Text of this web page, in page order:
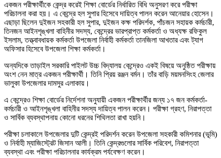
একজন পরীক্ষার্থীকে কেন্দ্র করেই শিক্ষা বোর্ডের নির্ধারিত বিধি অনুসরণ করে পরীক্ষা
পরিচালনা করা হয়। এ কেন্দ্রে হল সুপার হিসেবে দায়িত্ব পালন করেন আনেয়ার হোসেন।
এছাড়া ছিলেন দুইজন সহকারী হল সুপার, দুইজন কক্ষ পরিদর্শক, পাঁচজন সহায়ক কর্মচারী,
তিনজন আইনশৃঙ্খলা বাহিনীর সদস্য, কেন্দ্রের ভারপ্রাপ্ত কর্মকর্তা ও অধ্যক্ষ রফিকুল
ইসলাম, তত্ত্বাবধায়ক কর্মকর্তা উপজেলা নির্বাহী কর্মকর্তা তানজিলা আখতার এবং ট্যাগ
অফিসার হিসেবে উপজেলা শিক্ষা কর্মকর্তা।
অন্যদিকে তাড়াইল সরকারি পাইলট উচ্চ বিদ্যালয় কেন্দ্রেও একই বিষয়ে অনুষ্ঠিত পরীক্ষায়
অংশ নেন মাত্র একজন পরীক্ষার্থী। তিনি প্রিয় রঞ্জন বর্মন। তাঁর বাড়ি ময়মনসিংহ জেলার
ভালুকা উপজেলার দামসুর এলাকায়।
এ কেন্দ্রেও শিক্ষা বোর্ডের নির্দেশনা অনুযায়ী একজন পরীক্ষার্থীর জন্য ১৭ জন কর্মকর্তা-
কর্মচারী ও আইনশৃঙ্খলা বাহিনীর সদস্য দায়িত্ব পালন করেন। পরীক্ষা গ্রহণ, নিরাপত্তা
ও সার্বিক ব্যবস্থাপনায় কোনো ধরনের শিথিলতা রাখা হয়নি।
পরীক্ষা চলাকালে উপজেলার দুটি কেন্দ্রই পরিদর্শন করেন উপজেলা সহকারী কমিশনার (ভূমি)
ও নির্বাহী ম্যাজিস্ট্রেট জিসান আলী। তিনি কেন্দ্রগুলোর সার্বিক পরিবেশ, নিরাপত্তা
ব্যবস্থা এবং পরীক্ষা পরিচালনার কার্যক্রম পর্যবেক্ষণ করেন।